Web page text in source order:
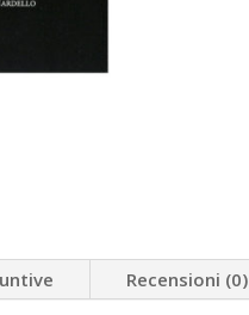
Recensioni (0)